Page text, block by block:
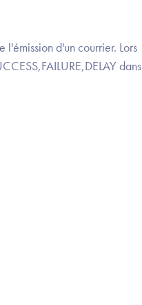
d'un courrier. Lors
dans